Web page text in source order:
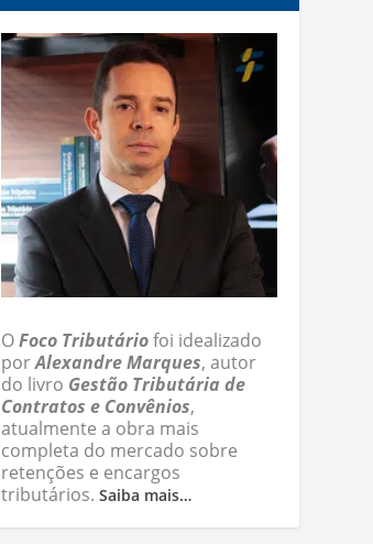
OFoco Tributáriofoi idealizado
porAlexandre Marques, autor
do livro Gestão Tributária de
Contratos e Convênios,
atualmente a obra mais
completa do mercado sobre
retenções e encargos
tributários.Saiba mais…